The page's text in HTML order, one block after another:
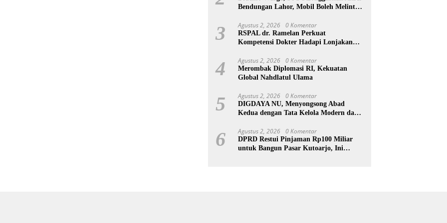
Bendungan Lahor, Mobil Boleh Melintas
3 Agustus 2, 2026 0 Komentar
RSPAL dr. Ramelan Perkuat
Kompetensi Dokter Hadapi Lonjakan
4 Agustus 2, 2026 0 Komentar
Merombak Diplomasi RI, Kekuatan
Global Nahdlatul Ulama
5 Agustus 2, 2026 0 Komentar
DIGDAYA NU, Menyongsong Abad
Kedua dengan Tata Kelola Modern dan
6 Agustus 2, 2026 0 Komentar
DPRD Restui Pinjaman Rp100 Miliar
untuk Bangun Pasar Kutoarjo, Ini